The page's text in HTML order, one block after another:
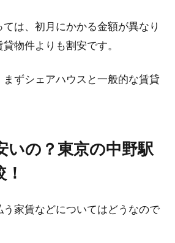
は、初月にかかる金額が異なり
物件よりも割安です。
ずシェアハウスと一般的な賃貸
いの？東京の中野駅
家賃などについてはどうなので